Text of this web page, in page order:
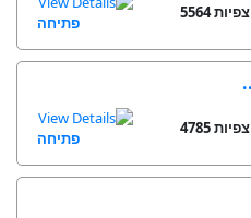
5564 צפיות
פתיחה
4785 צפיות
פתיחה